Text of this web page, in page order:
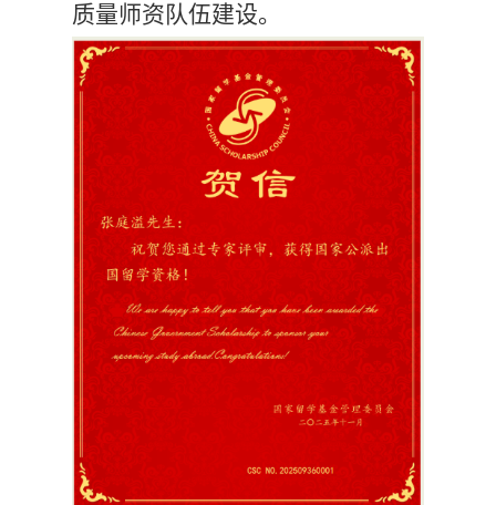
质量师资队伍建设。